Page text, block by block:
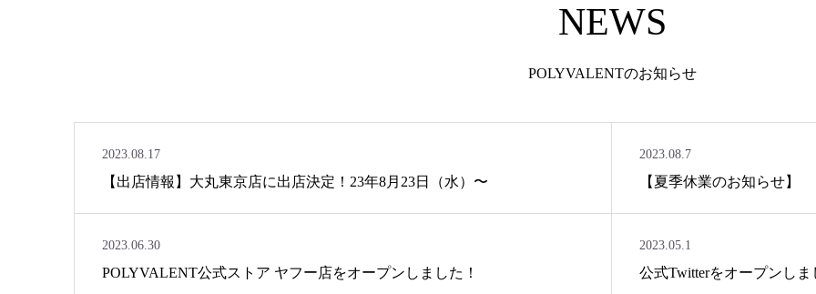
NEWS
POLYVALENTのお知らせ
2023.08.17
【出店情報】大丸東京店に出店決定！23年8月23日（水）〜
2023.08.7
【夏季休業のお知らせ】
2023.06.30
POLYVALENT公式ストア ヤフー店をオープンしました！
2023.05.1
公式Twitterをオープンしま